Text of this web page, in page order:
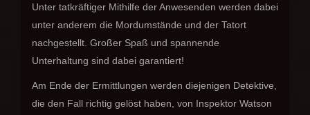
Unter tatkräftiger Mithilfe der Anwesenden werden dabei
unter anderem die Mordumstände und der Tatort
nachgestellt. Großer Spaß und spannende
Unterhaltung sind dabei garantiert!
Am Ende der Ermittlungen werden diejenigen Detektive,
die den Fall richtig gelöst haben, von Inspektor Watson